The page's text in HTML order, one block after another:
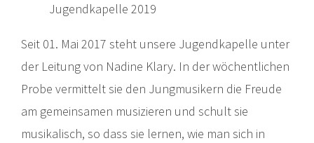
Jugendkapelle 2019
Seit 01. Mai 2017 steht unsere Jugendkapelle unter
der Leitung von Nadine Klary. In der wöchentlichen
Probe vermittelt sie den Jungmusikern die Freude
am gemeinsamen musizieren und schult sie
musikalisch, so dass sie lernen, wie man sich in